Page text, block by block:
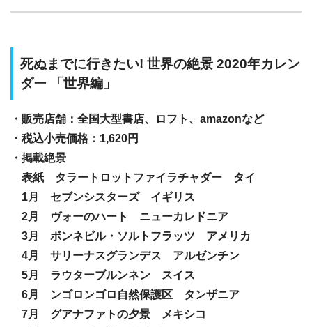
死ぬまでに行きたい! 世界の絶景 2020年カレン
ダー 「世界編」
・販売店舗：全国大型書店、ロフト、amazonなど
・税込小売価格：1,620円
・掲載絶景
表紙 タラートロットファイラチャダー タイ
1月 セブンシスターズ イギリス
2月 ヴォーのハート ニューカレドニア
3月 ボンネビル・ソルトフラッツ アメリカ
4月 サリーナスグランデス アルゼンチン
5月 ラウターブルンネン スイス
6月 ンゴロンゴロ自然保護区 タンザニア
7月 グアナファトの夕景 メキシコ